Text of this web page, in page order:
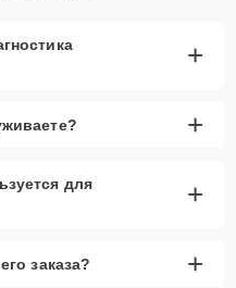
+
+
для
+
заказа? +